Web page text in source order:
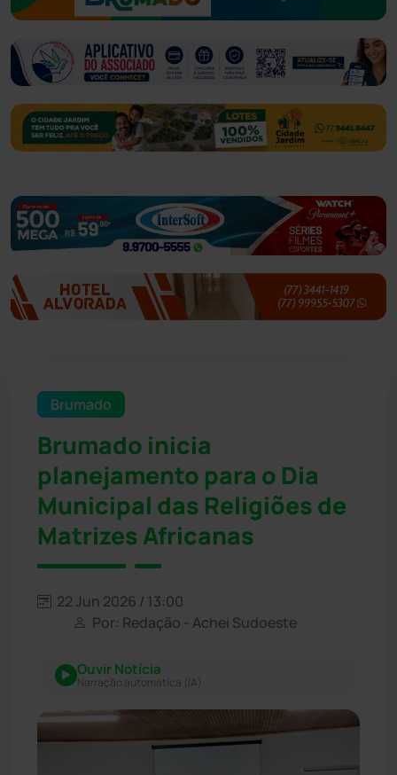
Brumado
Brumado inicia
planejamento para o Dia
Municipal das Religiões de
Matrizes Africanas
22 Jun 2026 / 13:00
Por: Redação - Achei Sudoeste
Ouvir Notícia
Narração automática (IA)